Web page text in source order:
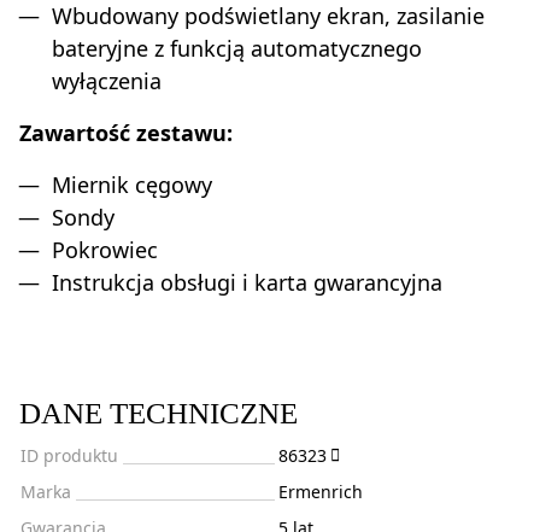
Wbudowany podświetlany ekran, zasilanie
bateryjne z funkcją automatycznego
wyłączenia
Zawartość zestawu:
Miernik cęgowy
Sondy
Pokrowiec
Instrukcja obsługi i karta gwarancyjna
DANE TECHNICZNE
ID produktu
86323
Marka
Ermenrich